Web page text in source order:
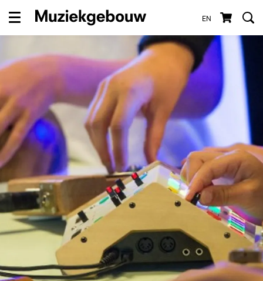
EN
Menu